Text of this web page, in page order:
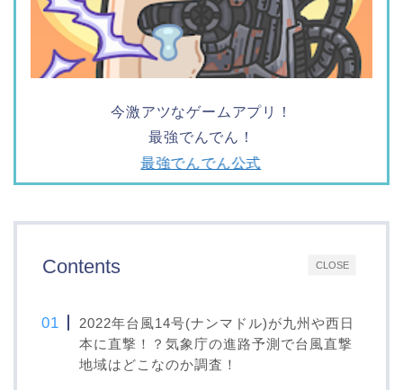
今激アツなゲームアプリ！
最強でんでん！
最強でんでん公式
CLOSE
Contents
2022年台風14号(ナンマドル)が九州や西日
本に直撃！？気象庁の進路予測で台風直撃
地域はどこなのか調査！